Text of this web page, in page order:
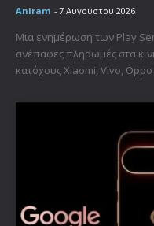
Aniram - 7 Αυγούστου 2026
Μια ενημέρωση των Play
ανέπαφες πληρωμές στα
κατόχους Xiaomi, Vivo,